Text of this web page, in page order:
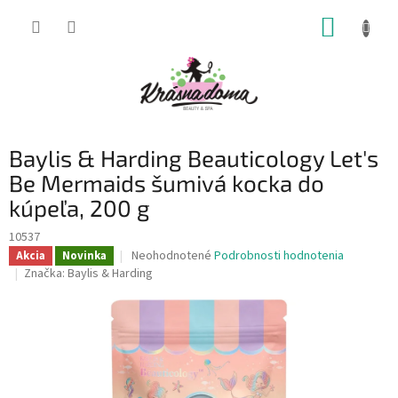
Baylis & Harding Beauticology Let's
Be Mermaids šumivá kocka do
kúpeľa, 200 g
10537
Akcia Novinka
Priemerné
hodnotenie
je
5
hviezdičiek.
Neohodnotené Podrobnosti hodnotenia
Značka: Baylis & Harding